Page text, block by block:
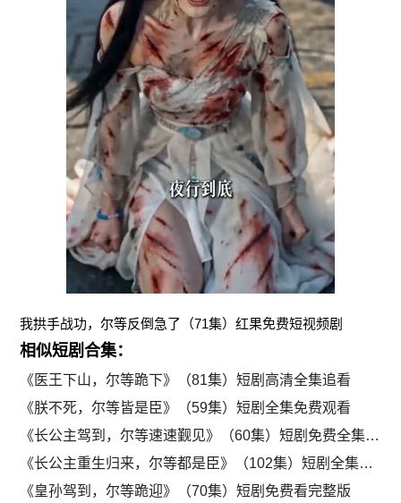
我拱手战功，尔等反倒急了（71集）红果免费短视频剧
相似短剧合集：
《医王下山，尔等跪下》（81集）短剧高清全集追看
《朕不死，尔等皆是臣》（59集）短剧全集免费观看
《长公主驾到，尔等速速觐见》（60集）短剧免费全集手机看
《长公主重生归来，尔等都是臣》（102集）短剧全集免费畅享
《皇孙驾到，尔等跪迎》（70集）短剧免费看完整版